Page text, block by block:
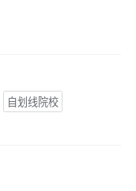
自划线院校